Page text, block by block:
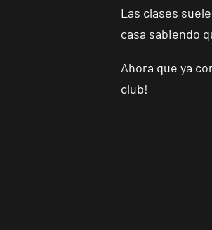
Las clases
casa sabiendo
Ahora que ya
club!